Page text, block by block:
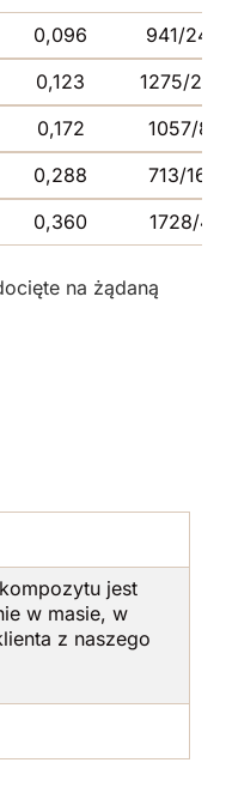
0,096
941/
0,123
1275/
0,172
1057/
0,288
713/
0,360 1728/
na żądaną
jest
w masie, w
z naszego